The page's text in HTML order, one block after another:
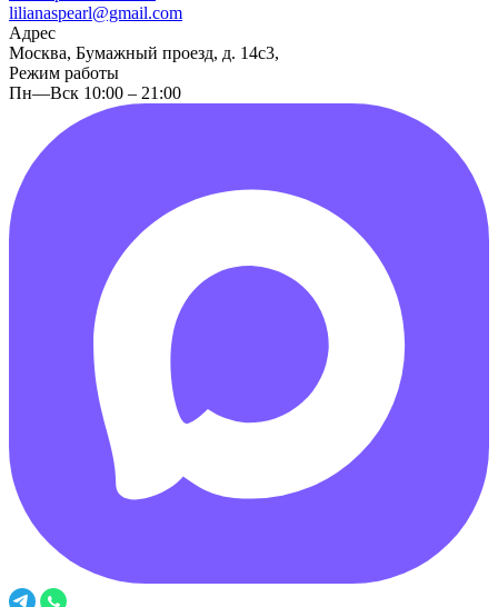
lilianaspearl@gmail.com
Адрес
Москва, Бумажный проезд, д. 14с3,
Режим работы
Пн—Вск 10:00 – 21:00